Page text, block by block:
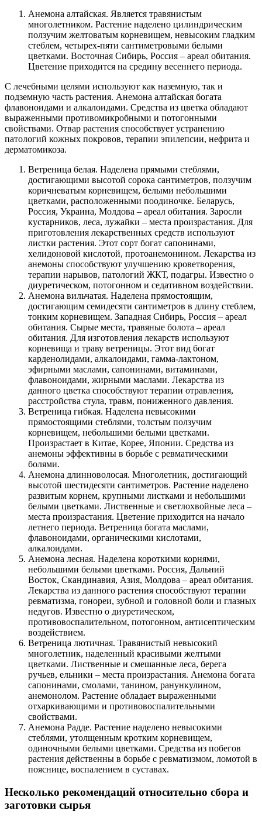
Анемона алтайская. Является травянистым
многолетником. Растение наделено цилиндрическим
ползучим желтоватым корневищем, невысоким гладким
стеблем, четырех-пяти сантиметровыми белыми
цветками. Восточная Сибирь, Россия – ареал обитания.
Цветение приходится на средину весеннего периода.
С лечебными целями используют как наземную, так и
подземную часть растения. Анемона алтайская богата
флавоноидами и алкалоидами. Средства из цветка обладают
выраженными противомикробными и потогонными
свойствами. Отвар растения способствует устранению
патологий кожных покровов, терапии эпилепсии, нефрита и
дерматомикоза.
Ветреница белая. Наделена прямыми стеблями,
достигающими высотой сорока сантиметров, ползучим
коричневатым корневищем, белыми небольшими
цветками, расположенными поодиночке. Беларусь,
Россия, Украина, Молдова – ареал обитания. Заросли
кустарников, леса, лужайки – места произрастания. Для
приготовления лекарственных средств используют
листки растения. Этот сорт богат сапонинами,
хелидоновой кислотой, протоанемонином. Лекарства из
анемоны способствуют улучшению кроветворения,
терапии нарывов, патологий ЖКТ, подагры. Известно о
диуретическом, потогонном и седативном воздействии.
Анемона вильчатая. Наделена прямостоящим,
достигающим семидесяти сантиметров в длину стеблем,
тонким корневищем. Западная Сибирь, Россия – ареал
обитания. Сырые места, травяные болота – ареал
обитания. Для изготовления лекарств используют
корневища и траву ветреницы. Этот вид богат
карденолидами, алкалоидами, гамма-лактоном,
эфирными маслами, сапонинами, витаминами,
флавоноидами, жирными маслами. Лекарства из
данного цветка способствуют терапии отравления,
расстройства стула, травм, пониженного давления.
Ветреница гибкая. Наделена невысокими
прямостоящими стеблями, толстым ползучим
корневищем, небольшими белыми цветками.
Произрастает в Китае, Корее, Японии. Средства из
анемоны эффективны в борьбе с ревматическими
болями.
Анемона длинноволосая. Многолетник, достигающий
высотой шестидесяти сантиметров. Растение наделено
развитым корнем, крупными листками и небольшими
белыми цветками. Лиственные и светлохвойные леса –
места произрастания. Цветение приходится на начало
летнего периода. Ветреница богата маслами,
флавоноидами, органическими кислотами,
алкалоидами.
Анемона лесная. Наделена короткими корнями,
небольшими белыми цветками. Россия, Дальний
Восток, Скандинавия, Азия, Молдова – ареал обитания.
Лекарства из данного растения способствуют терапии
ревматизма, гонореи, зубной и головной боли и глазных
недугов. Известно о диуретическом,
противовоспалительном, потогонном, антисептическим
воздействием.
Ветреница лютичная. Травянистый невысокий
многолетник, наделенный красивыми желтыми
цветками. Лиственные и смешанные леса, берега
ручьев, ельники – места произрастания. Анемона богата
сапонинами, смолами, танином, ранункулином,
анемонолом. Растение обладает выраженными
отхаркивающими и противовоспалительными
свойствами.
Анемона Радде. Растение наделено невысокими
стеблями, утолщенным кротким корневищем,
одиночными белыми цветками. Средства из побегов
растения действенны в борьбе с ревматизмом, ломотой в
пояснице, воспалением в суставах.
Несколько рекомендаций относительно сбора и
заготовки сырья